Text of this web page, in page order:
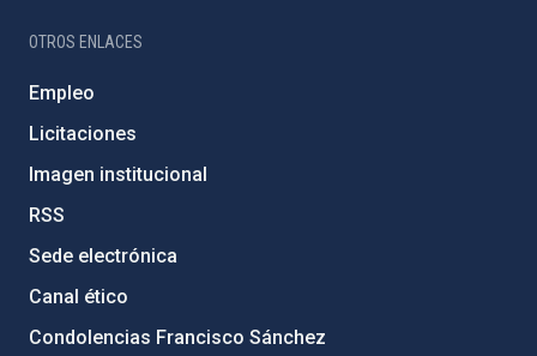
OTROS ENLACES
Empleo
Licitaciones
Imagen institucional
RSS
Sede electrónica
Canal ético
Condolencias Francisco Sánchez